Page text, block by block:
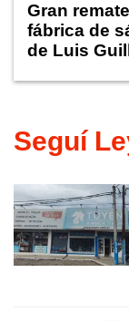
Gran
fábrica de
de Luis
Seguí